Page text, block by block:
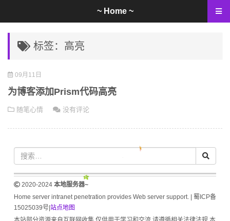
标签：高亮
09月11日
为博客添加Prism代码高亮
随笔心情 没有评论
2020-2024 本地服务器~
Home server intranet penetration provides Web server support. | 蜀ICP备
15025039号| 站点地图
~ Home ~